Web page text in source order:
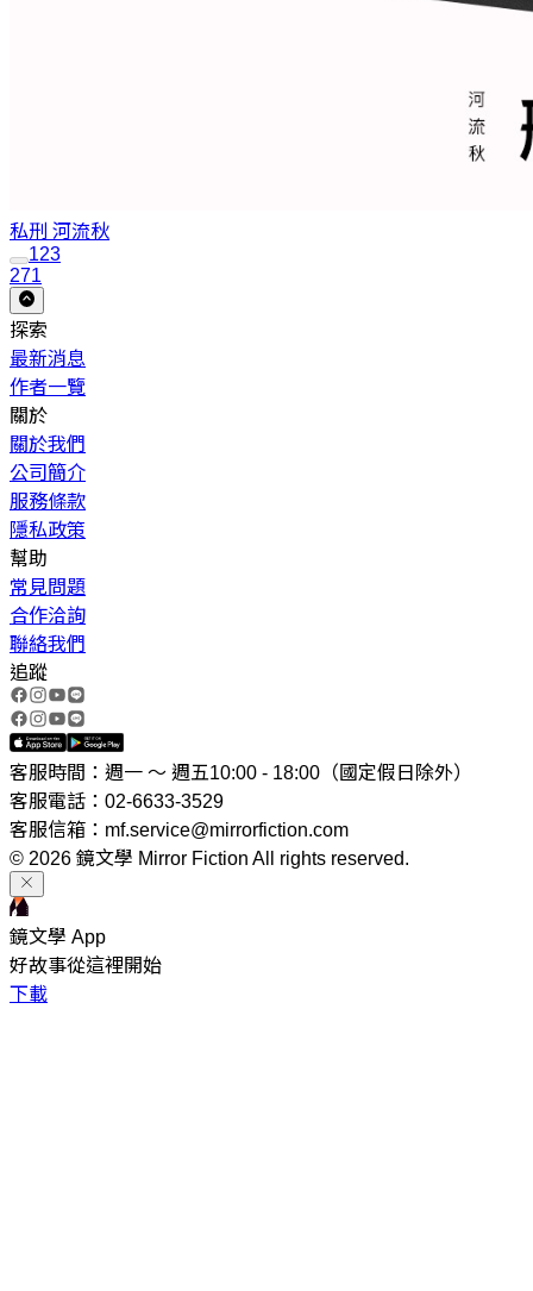
私刑 河流秋
123
271
探索
最新消息
作者一覽
關於
關於我們
公司簡介
服務條款
隱私政策
幫助
常見問題
合作洽詢
聯絡我們
追蹤
客服時間：週一 ～ 週五10:00 - 18:00（國定假日除外）
客服電話：02-6633-3529
客服信箱：mf.service@mirrorfiction.com
© 2026 鏡文學 Mirror Fiction All rights reserved.
鏡文學 App
好故事從這裡開始
下載